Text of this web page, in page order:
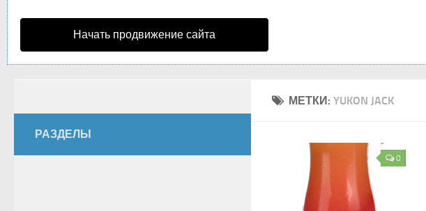
Начать продвижение сайта
МЕТКИ: YUKON JACK
0
РАЗДЕЛЫ